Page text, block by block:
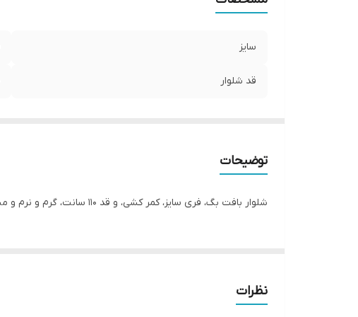
سایز
قد شلوار
توضیحات
شلوار بافت بگ، فری سایز، کمر کشی، و قد ۱۱۰ سانت، گرم و نرم و مناسب فصل سرما
نظرات